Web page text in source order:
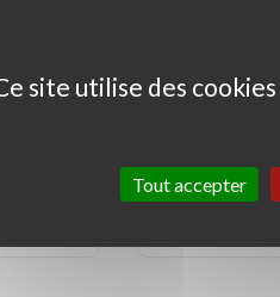
site utilise des
Tout accepter